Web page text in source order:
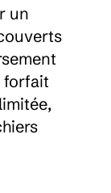
un
forfait